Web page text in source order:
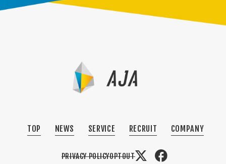
TOP NEWS SERVICE RECRUIT COMPANY
PRIVACY POLICYOPTOUT